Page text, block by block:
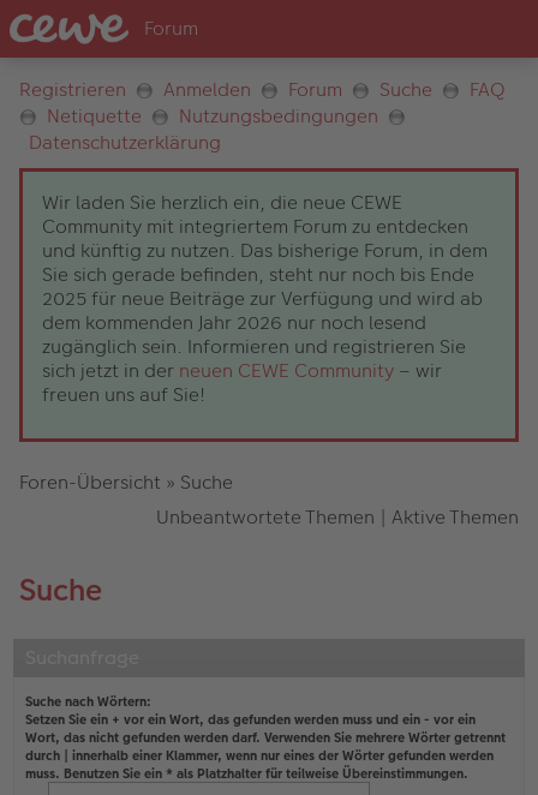
Registrieren Anmelden Forum Suche
FAQ
Netiquette
Nutzungsbedingungen
Datenschutzerklärung
Wir laden Sie herzlich ein, die neue CEWE
Community mit integriertem Forum zu entdecken
und künftig zu nutzen. Das bisherige Forum, in dem
Sie sich gerade befinden, steht nur noch bis Ende
2025 für neue Beiträge zur Verfügung und wird ab
dem kommenden Jahr 2026 nur noch lesend
zugänglich sein. Informieren und registrieren Sie
sich jetzt in der neuen CEWE Community – wir
freuen uns auf Sie!
Foren-Übersicht » Suche
Unbeantwortete Themen | Aktive Themen
Suche
Suche nach Wörtern:
Setzen Sie ein + vor ein Wort, das gefunden werden muss und ein - vor ein
Wort, das nicht gefunden werden darf. Verwenden Sie mehrere Wörter getrennt
durch | innerhalb einer Klammer, wenn nur eines der Wörter gefunden werden
muss. Benutzen Sie ein * als Platzhalter für teilweise Übereinstimmungen.